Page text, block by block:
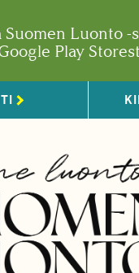
Suomen Luonto -
Play